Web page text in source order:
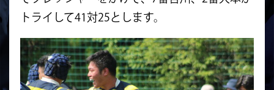
トライして41対25とします。